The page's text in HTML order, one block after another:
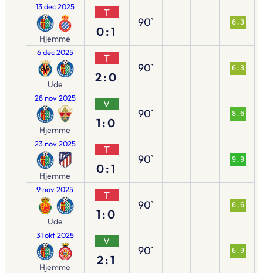
13 dec 2025
Hjemme
T
0:1
90` 6.3
6 dec 2025
Ude
T
2:0
90` 6.3
28 nov 2025
Hjemme
V
1:0
90` 8.6
23 nov 2025
Hjemme
T
0:1
90` 9.9
9 nov 2025
Ude
T
1:0
90` 6.6
31 okt 2025
Hjemme
V
2:1
90` 6.9